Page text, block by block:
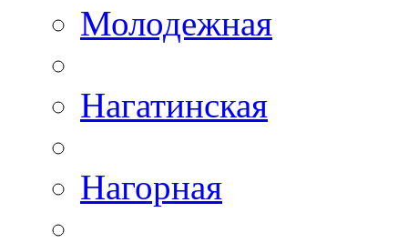
Молодежная
Нагатинская
Нагорная